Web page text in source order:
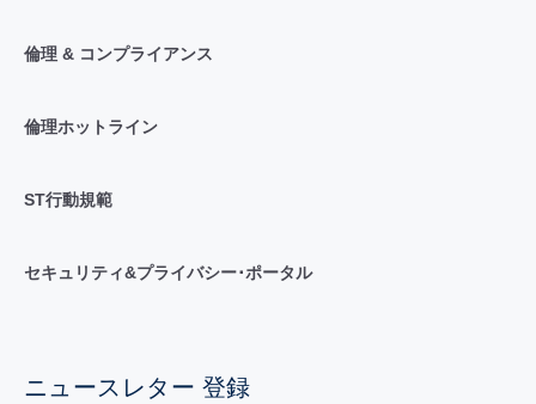
倫理 & コンプライアンス
倫理ホットライン
ST行動規範
セキュリティ&プライバシー･ポータル
ニュースレター 登録